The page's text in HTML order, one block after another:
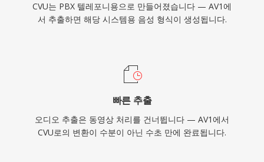
CVU는 PBX 텔레포니용으로 만들어졌습니다 — AV1에
서 추출하면 해당 시스템용 음성 형식이 생성됩니다.
빠른 추출
오디오 추출은 동영상 처리를 건너뜁니다 — AV1에서
CVU로의 변환이 수분이 아닌 수초 만에 완료됩니다.